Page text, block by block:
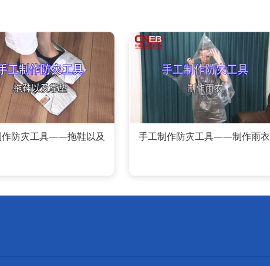
作防灾工具——拖鞋以及
手工制作防灾工具——制作雨衣